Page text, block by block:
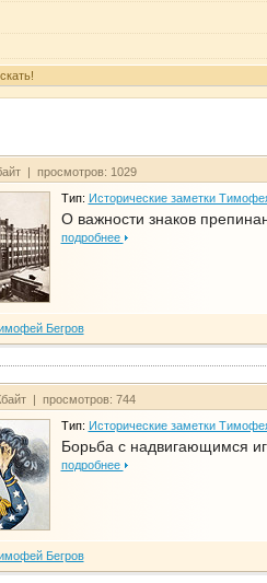
| просмотров: 1029
Тип: Исторические заметки
О важности знаков
подробнее
Бегров
| просмотров: 744
Тип: Исторические заметки
Борьба с надвигающимся
подробнее
Бегров